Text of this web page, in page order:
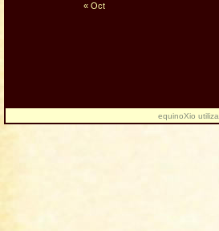
« Oct
equinoXio utiliza